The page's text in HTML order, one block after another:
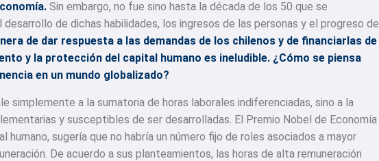
Sin embargo, no fue sino hasta la década de los 50 que se
de dichas habilidades, los ingresos de las personas y el progreso de
de dar respuesta a las demandas de los chilenos y de financiarlas de
y la protección del capital humano es ineludible. ¿Cómo se piensa
en un mundo globalizado?
simplemente a la sumatoria de horas laborales indiferenciadas, sino a la
y susceptibles de ser desarrolladas. El Premio Nobel de Economía
sugería que no habría un número fijo de roles asociados a mayor
De acuerdo a sus planteamientos, las horas de alta remuneración